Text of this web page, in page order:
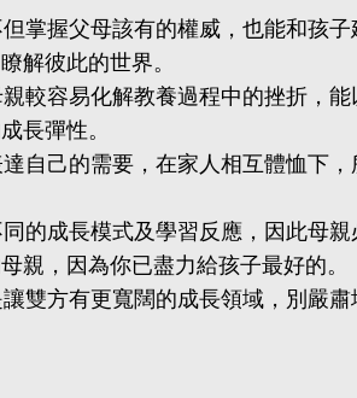
掌握父母該有的權威，也能和孩子
解彼此的世界。
較容易化解教養過程中的挫折，
長彈性。
自己的需要，在家人相互體恤下
的成長模式及學習反應，因此母
親，因為你已盡力給孩子最好的。
雙方有更寬闊的成長領域，別嚴